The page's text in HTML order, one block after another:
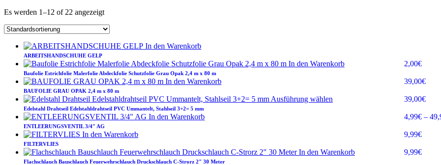
Es werden 1–12 of 22 angezeigt
In den Warenkorb
ARBEITSHANDSCHUHE GELP
2,00€
In den Warenkorb
Baufolie Estrichfolie Malerfolie Abdeckfolie Schutzfolie Grau Opak 2,4 m x 80 m
39,00€
In den Warenkorb
BAUFOLIE GRAU OPAK 2,4 m x 80 m
39,00€
Ausführung wählen
Edelstahl Drahtseil Edelstahldrahtseil PVC Ummantelt, Stahlseil 3+2= 5 mm
4,99€ –
In den Warenkorb
ENTLEERUNGSVENTIL 3/4″ AG
9,99€
In den Warenkorb
FILTERVLIES
9,99€
In den Warenkorb
Flachschlauch Bauschlauch Feuerwehrschlauch Druckschlauch C-Strorz 2″ 30 Meter